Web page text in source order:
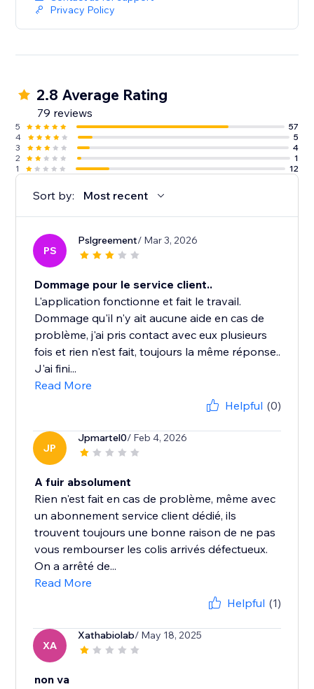
Privacy Policy
2.8 Average Rating
79 reviews
5
57
4
5
3
4
2
1
1
12
Sort by: Most recent
PS
Pslgreement/ Mar 3, 2026
Dommage pour le service client..
L'application fonctionne et fait le travail.
Dommage qu'il n'y ait aucune aide en cas de
problème, j'ai pris contact avec eux plusieurs
fois et rien n'est fait, toujours la même réponse..
J'ai fini...
Read More
Helpful (0)
JP
Jpmartel0/ Feb 4, 2026
A fuir absolument
Rien n'est fait en cas de problème, même avec
un abonnement service client dédié, ils
trouvent toujours une bonne raison de ne pas
vous rembourser les colis arrivés défectueux.
On a arrêté de...
Read More
Helpful (1)
XA
Xathabiolab/ May 18, 2025
non va